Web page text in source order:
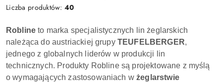
Liczba produktów:40
Robline to marka specjalistycznych lin żeglarskich
należąca do austriackiej grupy TEUFELBERGER,
jednego z globalnych liderów w produkcji lin
technicznych. Produkty Robline są projektowane z myślą
o wymagających zastosowaniach wżeglarstwie